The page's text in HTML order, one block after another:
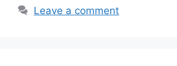
Leave a comment